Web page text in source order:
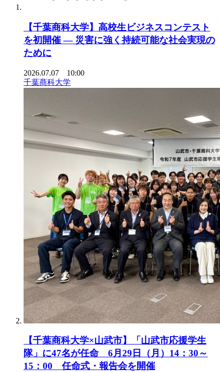
【千葉商科大学】高校生ビジネスコンテスト
を初開催 ― 災害に強く持続可能な社会実現の
ために
2026.07.07 10:00
千葉商科大学
【千葉商科大学×山武市】「山武市応援学生
隊」に47名が任命 6月29日（月）14：30～
15：00 任命式・報告会を開催